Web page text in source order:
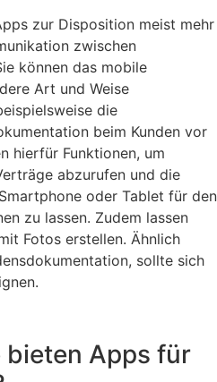
zur Disposition meist mehr
zwischen
können das mobile
Art und Weise
die
beim Kunden vor
hierfür Funktionen, um
abzurufen und die
oder Tablet für den
zu lassen. Zudem lassen
Fotos erstellen. Ähnlich
sollte sich
bieten Apps für